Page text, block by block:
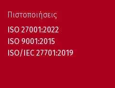
Πιστοποιήσεις
ISO 27001:2022
ISO 9001:2015
ISO/IEC 27701:2019